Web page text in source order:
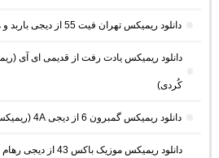
دانلود ریمیکس تهران فیت 55 از دیجی باربد و محمد موریانی
دانلود ریمیکس یادت رفت از قدیمی ای آی
کُردی)
دانلود ریمیکس گمبرون 6 از دیجی 4A (ریمیکس طولانی شاد بندری جنوبی)
دانلود ریمیکس موزیک